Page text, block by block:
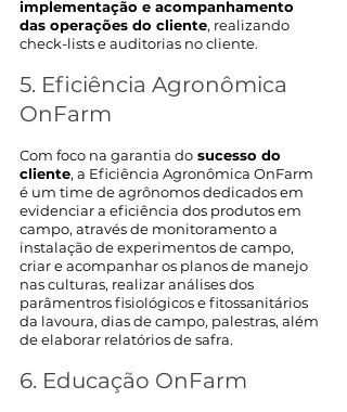
implementação e acompanhamento
das operações do cliente, realizando
check-lists e auditorias no cliente.
5. Eficiência Agronômica
OnFarm
Com foco na garantia do sucesso do
cliente, a Eficiência Agronômica OnFarm
é um time de agrônomos dedicados em
evidenciar a eficiência dos produtos em
campo, através de monitoramento a
instalação de experimentos de campo,
criar e acompanhar os planos de manejo
nas culturas, realizar análises dos
parâmentros fisiológicos e fitossanitários
da lavoura, dias de campo, palestras, além
de elaborar relatórios de safra.
6. Educação OnFarm